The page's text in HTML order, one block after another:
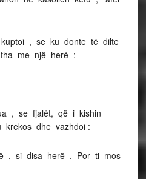
, se ku donte të dilte
me një herë :
, se fjalët, që i kishin
dhe vazhdoi :
, si disa herë . Por ti mos